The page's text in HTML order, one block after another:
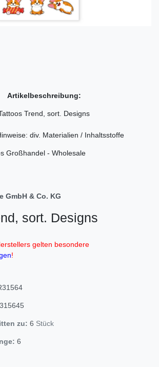
Artikelbeschreibung:
Trend, sort. Designs
div. Materialien / Inhaltsstoffe
Großhandel - Wholesale
GmbH & Co. KG
sort. Designs
gelten besondere
!
zu: 6 Stück
6